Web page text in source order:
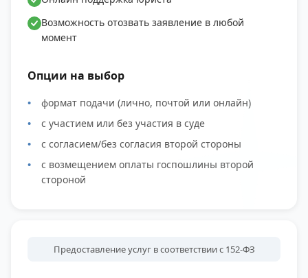
Возможность отозвать заявление в любой
момент
Опции на выбор
формат подачи (лично, почтой или онлайн)
с участием или без участия в суде
с согласием/без согласия второй стороны
с возмещением оплаты госпошлины второй
стороной
Предоставление услуг в соответствии с 152-ФЗ